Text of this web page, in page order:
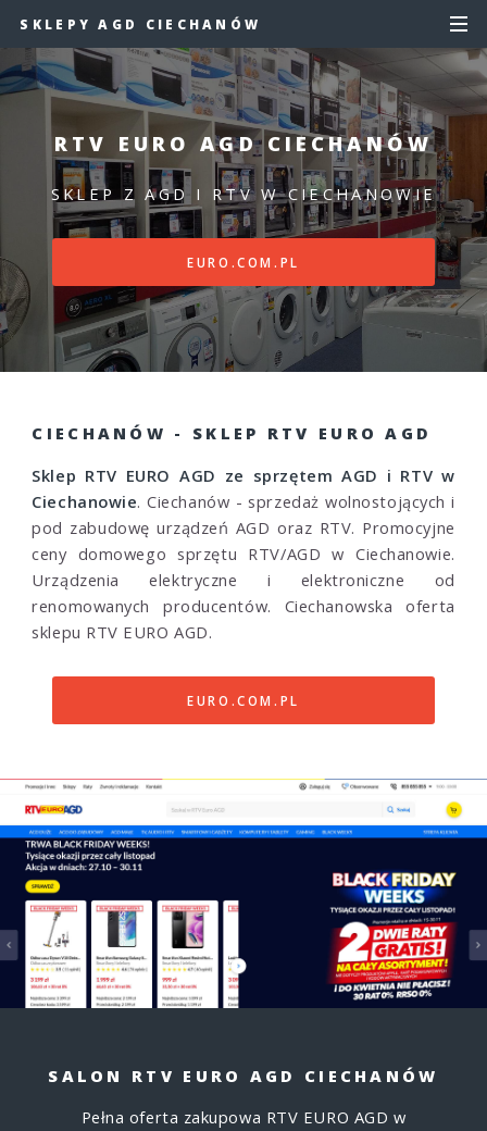
SKLEPY AGD CIECHANÓW
RTV EURO AGD CIECHANÓW
SKLEP Z AGD I RTV W CIECHANOWIE
EURO.COM.PL
CIECHANÓW - SKLEP RTV EURO AGD
Sklep RTV EURO AGD ze sprzętem AGD i RTV w
Ciechanowie. Ciechanów - sprzedaż wolnostojących i
pod zabudowę urządzeń AGD oraz RTV. Promocyjne
ceny domowego sprzętu RTV/AGD w Ciechanowie.
Urządzenia elektryczne i elektroniczne od
renomowanych producentów. Ciechanowska oferta
sklepu RTV EURO AGD.
EURO.COM.PL
SALON RTV EURO AGD CIECHANÓW
Pełna oferta zakupowa RTV EURO AGD w